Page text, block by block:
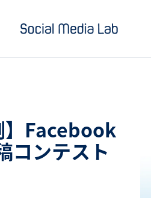
お役立ち資料ダウンロード
】Facebook
コンテスト